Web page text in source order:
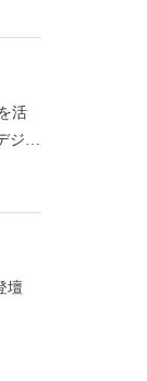
活
ジ…
壇